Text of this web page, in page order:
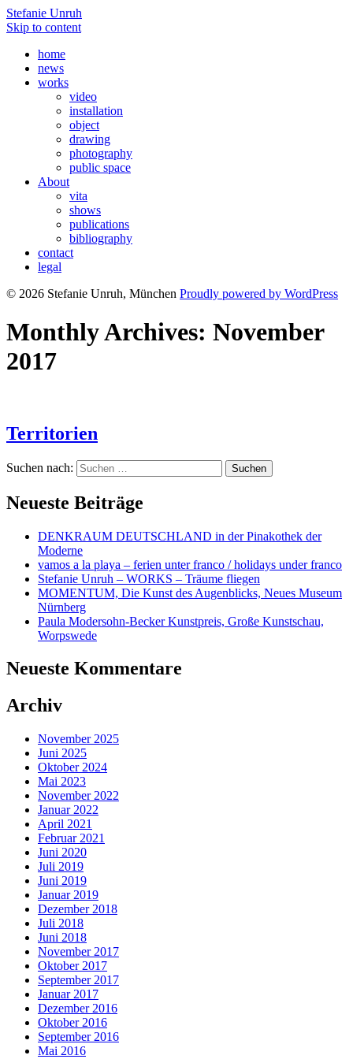
Stefanie Unruh
Skip to content
home
news
works
video
installation
object
drawing
photography
public space
About
vita
shows
publications
bibliography
contact
legal
© 2026 Stefanie Unruh, München Proudly powered by WordPress
Monthly Archives: November
2017
Territorien
Suchen nach:
Neueste Beiträge
DENKRAUM DEUTSCHLAND in der Pinakothek der
Moderne
vamos a la playa – ferien unter franco / holidays under franco
Stefanie Unruh – WORKS – Träume fliegen
MOMENTUM, Die Kunst des Augenblicks, Neues Museum
Nürnberg
Paula Modersohn-Becker Kunstpreis, Große Kunstschau,
Worpswede
Neueste Kommentare
Archiv
November 2025
Juni 2025
Oktober 2024
Mai 2023
November 2022
Januar 2022
April 2021
Februar 2021
Juni 2020
Juli 2019
Juni 2019
Januar 2019
Dezember 2018
Juli 2018
Juni 2018
November 2017
Oktober 2017
September 2017
Januar 2017
Dezember 2016
Oktober 2016
September 2016
Mai 2016